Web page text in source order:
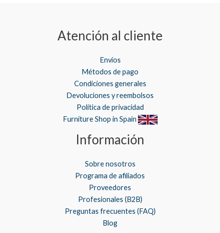
Atención al cliente
Envíos
Métodos de pago
Condiciones generales
Devoluciones y reembolsos
Política de privacidad
Furniture Shop in Spain
Información
Sobre nosotros
Programa de afiliados
Proveedores
Profesionales (B2B)
Preguntas frecuentes (FAQ)
Blog